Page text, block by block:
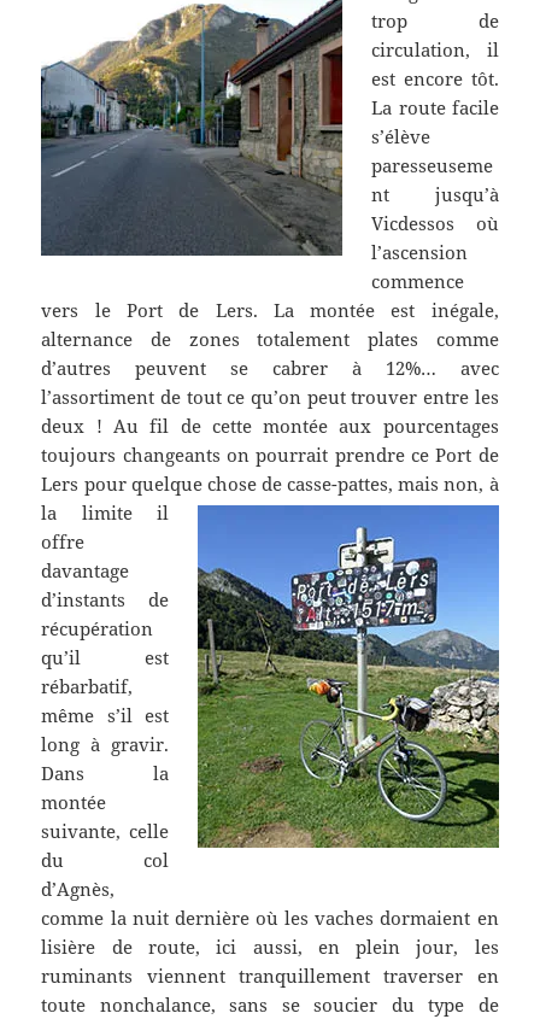
trop de
circulation, il
est encore tôt.
La route facile
s’élève
paresseuseme
nt jusqu’à
Vicdessos où
l’ascension
commence
vers le Port de Lers. La montée est inégale,
alternance de zones totalement plates comme
d’autres peuvent se cabrer à 12%… avec
l’assortiment de tout ce qu’on peut trouver entre les
deux ! Au fil de cette montée aux pourcentages
toujours changeants on pourrait prendre ce Port de
Lers pour quelque chose de casse-pattes, mais non, à
la limite il
offre
davantage
d’instants de
récupération
qu’il est
rébarbatif,
même s’il est
long à gravir.
Dans la
montée
suivante, celle
du col
d’Agnès,
comme la nuit dernière où les vaches dormaient en
lisière de route, ici aussi, en plein jour, les
ruminants viennent tranquillement traverser en
toute nonchalance, sans se soucier du type de